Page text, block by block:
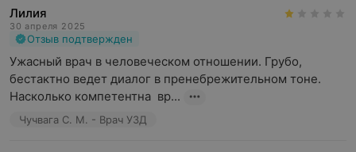
Лилия
30 апреля 2025
Отзыв подтвержден
Ужасный врач в человеческом отношении. Грубо,
бестактно ведет диалог в пренебрежительном тоне.
Насколько компетентна  вр...
Чучвага С. М. - Врач УЗД